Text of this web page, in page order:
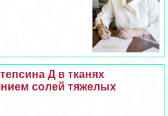
Д в тканях
солей тяжелых